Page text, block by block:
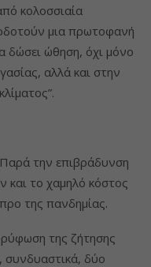
κολοσσιαία
μια πρωτοφανή
δώσει ώθηση, όχι μόνο
αλλά και στην
την επιβράδυνση
και το χαμηλό κόστος
της πανδημίας.
της ζήτησης
συνδυαστικά, δύο